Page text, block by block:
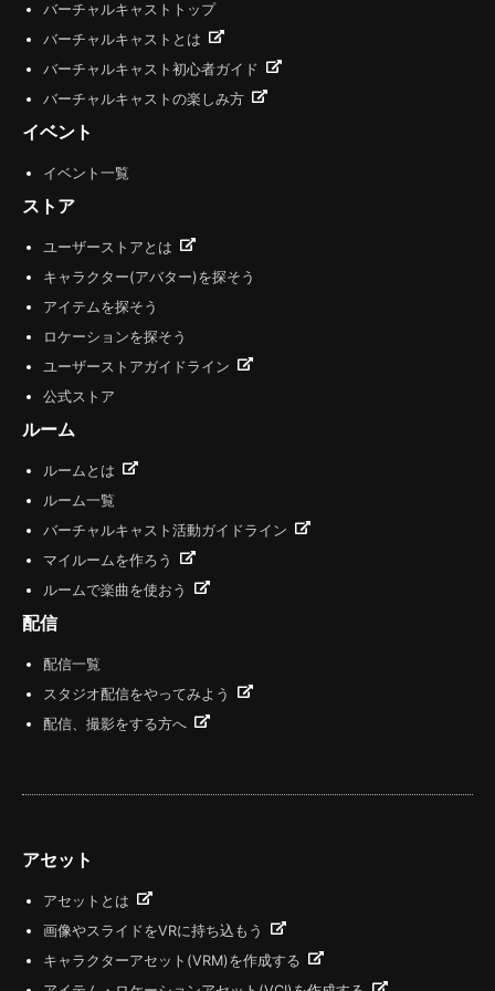
バーチャルキャストトップ
バーチャルキャストとは
バーチャルキャスト初心者ガイド
バーチャルキャストの楽しみ方
イベント
イベント一覧
ストア
ユーザーストアとは
キャラクター(アバター)を探そう
アイテムを探そう
ロケーションを探そう
ユーザーストアガイドライン
公式ストア
ルーム
ルームとは
ルーム一覧
バーチャルキャスト活動ガイドライン
マイルームを作ろう
ルームで楽曲を使おう
配信
配信一覧
スタジオ配信をやってみよう
配信、撮影をする方へ
アセット
アセットとは
画像やスライドをVRに持ち込もう
キャラクターアセット(VRM)を作成する